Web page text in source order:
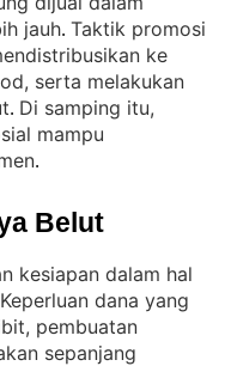
jauh. Taktik promosi
ke
serta melakukan
. Di samping itu,
mampu
.
Belut
kesiapan dalam hal
Keperluan dana yang
pembuatan
sepanjang